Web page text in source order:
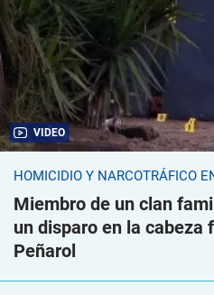
VIDEO
HOMICIDIO Y NARCOTRÁFICO
Miembro de un clan
un disparo en la cabeza
Peñarol